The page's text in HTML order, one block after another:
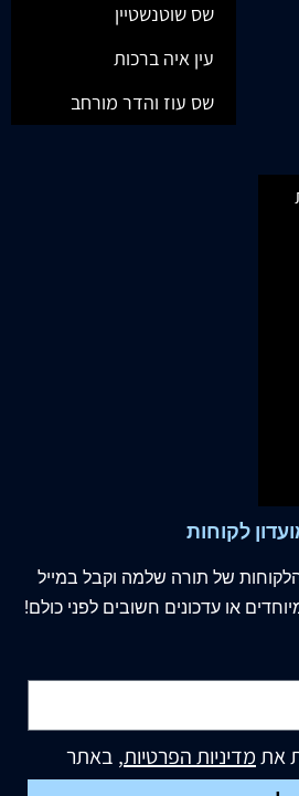
שס שוטנשטיין
עין איה ברכות
שס עוז והדר מורחב
לקוחות
הלקוחות של תורה שלמה וקבל במייל
או עדכונים חשובים לפני כולם!
אתמדיניות הפרטיות, באתר